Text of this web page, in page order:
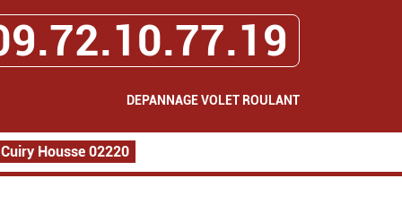
DEPANNAGE VOLET ROULANT
Housse 02220